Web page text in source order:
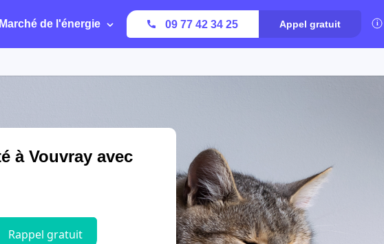
Marché de l'énergie 09 77 42 34 25 Appel gratuit